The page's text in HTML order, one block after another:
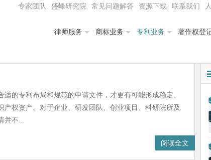
专家团队 盛峰研究院 常见问题解答 资源下载 联系我们
律师服务 商标业务 专利业务 著作权登
适的专利布局和规范的申请文件，才更有可能形成稳定、
产权资产。对于企业、研发团队、创业项目、科研院所及
并不...
阅读全文